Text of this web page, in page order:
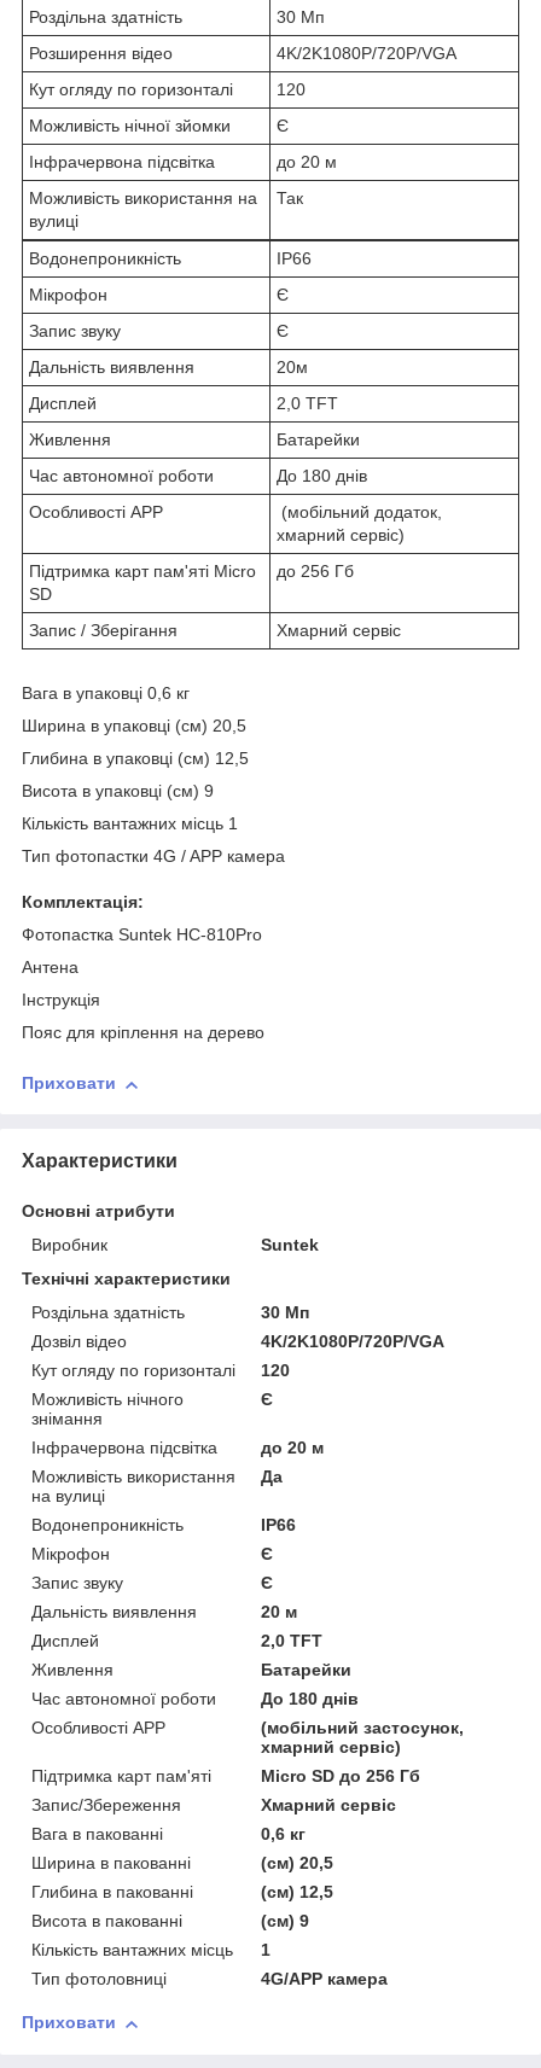
Роздільна здатність
30 Мп
Розширення відео
4K/2K1080P/720P/VGA
Кут огляду по горизонталі
120
Можливість нічної зйомки
Є
Інфрачервона підсвітка
до 20 м
Можливість використання на
вулиці
Так
Водонепроникність
IP66
Мікрофон
Є
Запис звуку
Є
Дальність виявлення
20м
Дисплей
2,0 TFT
Живлення
Батарейки
Час автономної роботи
До 180 днів
Особливості APP
(мобільний додаток,
хмарний сервіс)
Підтримка карт пам'яті Micro
SD
до 256 Гб
Запис / Зберігання Хмарний сервіс
Вага в упаковці 0,6 кг
Ширина в упаковці (см) 20,5
Глибина в упаковці (см) 12,5
Висота в упаковці (см) 9
Кількість вантажних місць 1
Тип фотопастки 4G / APP камера
Комплектація:
Фотопастка Suntek HC-810Pro
Антена
Інструкція
Пояс для кріплення на дерево
Приховати
Характеристики
Основні атрибути
Виробник
Suntek
Технічні характеристики
Роздільна здатність
30 Мп
Дозвіл відео
4K/2K1080P/720P/VGA
Кут огляду по горизонталі
120
Можливість нічного
знімання
Є
Інфрачервона підсвітка
до 20 м
Можливість використання
на вулиці
Да
Водонепроникність
IP66
Мікрофон
Є
Запис звуку
Є
Дальність виявлення
20 м
Дисплей
2,0 TFT
Живлення
Батарейки
Час автономної роботи
До 180 днів
Особливості APP
(мобільний застосунок,
хмарний сервіс)
Підтримка карт пам'яті
Micro SD до 256 Гб
Запис/Збереження
Хмарний сервіс
Вага в пакованні
0,6 кг
Ширина в пакованні
(см) 20,5
Глибина в пакованні
(см) 12,5
Висота в пакованні
(см) 9
Кількість вантажних місць
1
Тип фотоловниці
4G/APP камера
Приховати